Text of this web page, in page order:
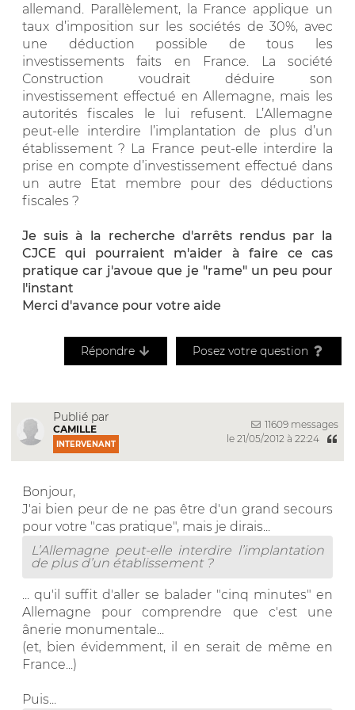
allemand. Parallèlement, la France applique un
taux d’imposition sur les sociétés de 30%, avec
une déduction possible de tous les
investissements faits en France. La société
Construction voudrait déduire son
investissement effectué en Allemagne, mais les
autorités fiscales le lui refusent. L’Allemagne
peut-elle interdire l’implantation de plus d’un
établissement ? La France peut-elle interdire la
prise en compte d’investissement effectué dans
un autre Etat membre pour des déductions
fiscales ?
Je suis à la recherche d'arrêts rendus par la
CJCE qui pourraient m'aider à faire ce cas
pratique car j'avoue que je "rame" un peu pour
l'instant
Merci d'avance pour votre aide
Répondre Posez votre question
Publié par
CAMILLE
INTERVENANT
11609 messages
le 21/05/2012 à 22:24
Bonjour,
J'ai bien peur de ne pas être d'un grand secours
pour votre "cas pratique", mais je dirais...
L’Allemagne peut-elle interdire l’implantation
de plus d’un établissement ?
... qu'il suffit d'aller se balader "cinq minutes" en
Allemagne pour comprendre que c'est une
ânerie monumentale...
(et, bien évidemment, il en serait de même en
France...)
Puis...